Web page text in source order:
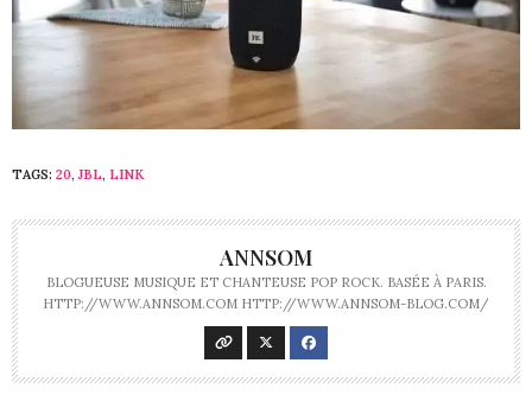
TAGS: 20,JBL, LINK
ANNSOM
BLOGUEUSE MUSIQUE ET CHANTEUSE POP ROCK. BASÉE À PARIS.
HTTP://WWW.ANNSOM.COM HTTP://WWW.ANNSOM-BLOG.COM/